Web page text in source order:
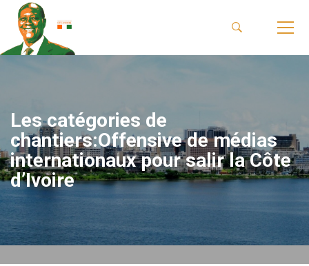
Les catégories de
chantiers:Offensive de médias
internationaux pour salir la Côte
d’Ivoire